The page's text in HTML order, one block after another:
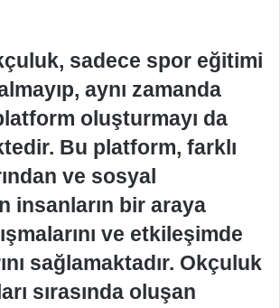
sadece spor eğitimi
aynı zamanda
oluşturmayı da
Bu platform, farklı
ve sosyal
insanların bir araya
ve etkileşimde
sağlamaktadır. Okçuluk
sırasında oluşan